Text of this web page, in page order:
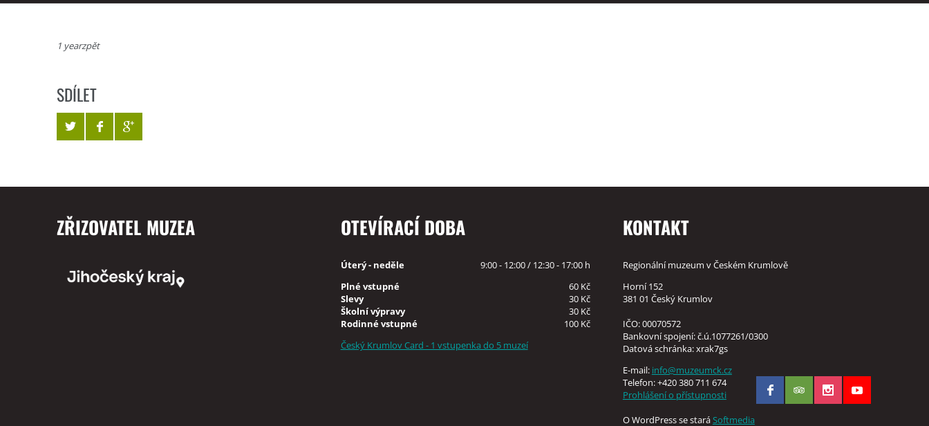
1 yearzpět
SDÍLET
ZŘIZOVATEL MUZEA OTEVÍRACÍ DOBA
Úterý - neděle
9:00 - 12:00 / 12:30 - 17:00 h
Plné vstupné
60 Kč
Slevy
30 Kč
Školní výpravy
30 Kč
Rodinné vstupné
100 Kč
Český Krumlov Card - 1 vstupenka do 5 muzeí
KONTAKT
Regionální muzeum v Českém Krumlově
Horní 152
381 01 Český Krumlov
IČO: 00070572
Bankovní spojení: č.ú.1077261/0300
Datová schránka: xrak7gs
E-mail: info@muzeumck.cz
Telefon: +420 380 711 674
Prohlášení o přístupnosti
O WordPress se staráSoftmedia